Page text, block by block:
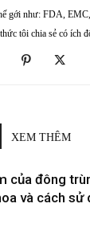
gới như: FDA,
tôi chia sẻ có ích
XEM THÊM
của đông
và cách sử